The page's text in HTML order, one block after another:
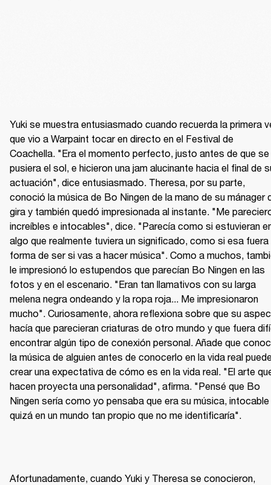
Yuki se muestra entusiasmado cuando recuerda la primera
que vio a Warpaint tocar en directo en el Festival de
Coachella. "Era el momento perfecto, justo antes de que se
pusiera el sol, e hicieron una jam alucinante hacia el final de
actuación", dice entusiasmado. Theresa, por su parte,
conoció la música de Bo Ningen de la mano de su mánager
gira y también quedó impresionada al instante. "Me
increíbles e intocables", dice. "Parecía como si estuvieran
algo que realmente tuviera un significado, como si esa fuera
forma de ser si vas a hacer música". Como a muchos,
le impresionó lo estupendos que parecían Bo Ningen en las
fotos y en el escenario. "Eran tan llamativos con su larga
melena negra ondeando y la ropa roja... Me impresionaron
mucho". Curiosamente, ahora reflexiona sobre que su
hacía que parecieran criaturas de otro mundo y que fuera
encontrar algún tipo de conexión personal. Añade que
la música de alguien antes de conocerlo en la vida real
crear una expectativa de cómo es en la vida real. "El arte
hacen proyecta una personalidad", afirma. "Pensé que Bo
Ningen sería como yo pensaba que era su música, intocable
quizá en un mundo tan propio que no me identificaría".
Afortunadamente, cuando Yuki y Theresa se conocieron,